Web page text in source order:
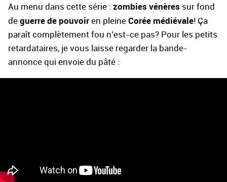
Au menu dans cette série : zombies vénères sur fond
de guerre de pouvoir en pleine Corée médiévale! Ça
paraît complètement fou n’est-ce pas? Pour les petits
retardataires, je vous laisse regarder la bande-
annonce qui envoie du pâté :